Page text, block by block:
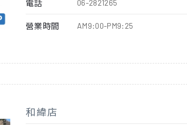
營業時間 AM9:00-PM9:25
電話 06-2821265
和緯店